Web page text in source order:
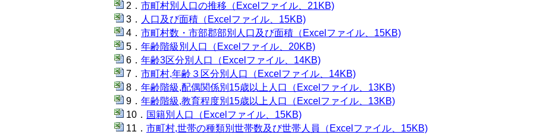
市町村別人口の推移（Excelファイル、21KB)
人口及び面積（Excelファイル、15KB)
市町村数・市部郡部別人口及び面積（Excelファイル、15KB)
年齢階級別人口（Excelファイル、20KB)
年齢3区分別人口（Excelファイル、14KB)
市町村,年齢３区分別人口（Excelファイル、14KB)
年齢階級,配偶関係別15歳以上人口（Excelファイル、13KB)
年齢階級,教育程度別15歳以上人口（Excelファイル、13KB)
国籍別人口（Excelファイル、15KB)
市町村,世帯の種類別世帯数及び世帯人員（Excelファイル、15KB)